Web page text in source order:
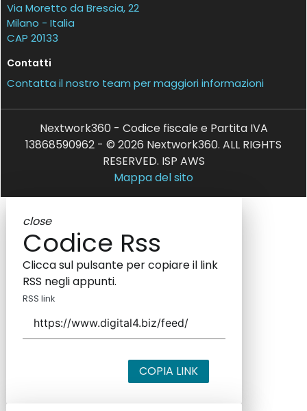
Via Moretto da Brescia, 22
Milano - Italia
CAP 20133
Contatti
Contatta il nostro team per maggiori informazioni
Nextwork360 - Codice fiscale e Partita IVA
13868590962 - © 2026 Nextwork360. ALL RIGHTS
RESERVED. ISP AWS
Mappa del sito
close
Codice Rss
Clicca sul pulsante per copiare il link
RSS negli appunti.
RSS link
COPIA LINK